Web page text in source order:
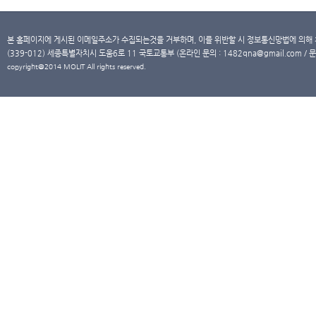
본 홈페이지에 게시된 이메일주소가 수집되는것을 거부하며, 이를 위반할 시 정보통신망법에 의
(339-012) 세종특별자치시 도움6로 11 국토교통부 (온라인 문의 : 1482qna@gmail.com /
copyright@2014 MOLIT All rights reserved.